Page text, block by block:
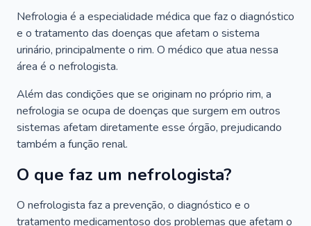
Nefrologia é a especialidade médica que faz o diagnóstico
e o tratamento das doenças que afetam o sistema
urinário, principalmente o rim. O médico que atua nessa
área é o nefrologista.
Além das condições que se originam no próprio rim, a
nefrologia se ocupa de doenças que surgem em outros
sistemas afetam diretamente esse órgão, prejudicando
também a função renal.
O que faz um nefrologista?
O nefrologista faz a prevenção, o diagnóstico e o
tratamento medicamentoso dos problemas que afetam o